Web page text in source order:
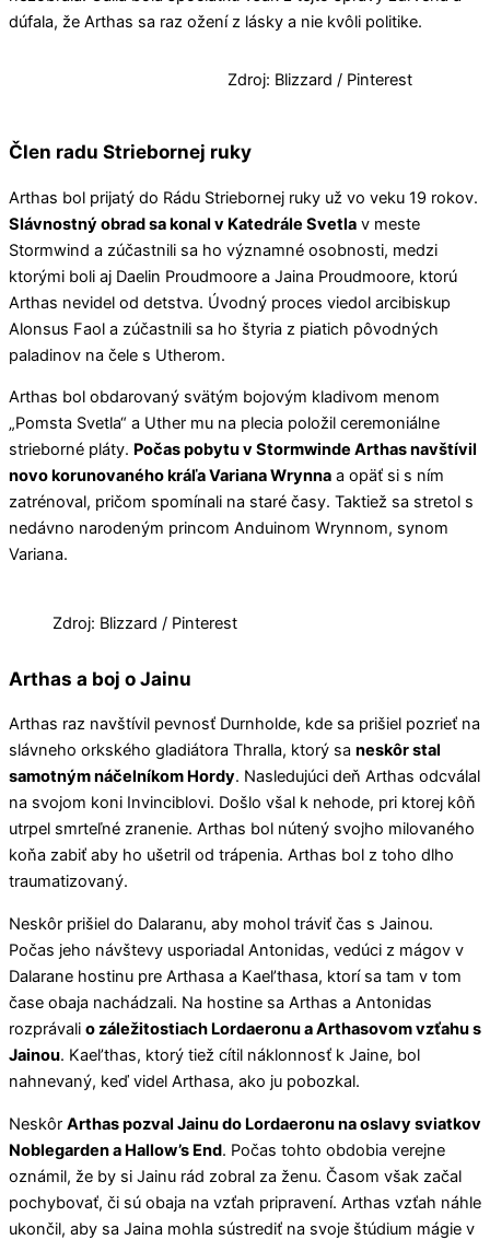
dúfala, že Arthas sa raz ožení z lásky a nie kvôli politike.
Zdroj: Blizzard / Pinterest
Člen radu Striebornej ruky
Arthas bol prijatý do Rádu Striebornej ruky už vo veku 19 rokov.
Slávnostný obrad sa konal v Katedrále Svetla v meste
Stormwind a zúčastnili sa ho významné osobnosti, medzi
ktorými boli aj Daelin Proudmoore a Jaina Proudmoore, ktorú
Arthas nevidel od detstva. Úvodný proces viedol arcibiskup
Alonsus Faol a zúčastnili sa ho štyria z piatich pôvodných
paladinov na čele s Utherom.
Arthas bol obdarovaný svätým bojovým kladivom menom
„Pomsta Svetla“ a Uther mu na plecia položil ceremoniálne
strieborné pláty. Počas pobytu v Stormwinde Arthas navštívil
novo korunovaného kráľa Variana Wrynna a opäť si s ním
zatrénoval, pričom spomínali na staré časy. Taktiež sa stretol s
nedávno narodeným princom Anduinom Wrynnom, synom
Variana.
Zdroj: Blizzard / Pinterest
Arthas a boj o Jainu
Arthas raz navštívil pevnosť Durnholde, kde sa prišiel pozrieť na
slávneho orkského gladiátora Thralla, ktorý sa neskôr stal
samotným náčelníkom Hordy. Nasledujúci deň Arthas odcválal
na svojom koni Invinciblovi. Došlo všal k nehode, pri ktorej kôň
utrpel smrteľné zranenie. Arthas bol nútený svojho milovaného
koňa zabiť aby ho ušetril od trápenia. Arthas bol z toho dlho
traumatizovaný.
Neskôr prišiel do Dalaranu, aby mohol tráviť čas s Jainou.
Počas jeho návštevy usporiadal Antonidas, vedúci z mágov v
Dalarane hostinu pre Arthasa a Kael’thasa, ktorí sa tam v tom
čase obaja nachádzali. Na hostine sa Arthas a Antonidas
rozprávali o záležitostiach Lordaeronu a Arthasovom vzťahu s
Jainou. Kael’thas, ktorý tiež cítil náklonnosť k Jaine, bol
nahnevaný, keď videl Arthasa, ako ju pobozkal.
Neskôr Arthas pozval Jainu do Lordaeronu na oslavy sviatkov
Noblegarden a Hallow’s End. Počas tohto obdobia verejne
oznámil, že by si Jainu rád zobral za ženu. Časom však začal
pochybovať, či sú obaja na vzťah pripravení. Arthas vzťah náhle
ukončil, aby sa Jaina mohla sústrediť na svoje štúdium mágie v